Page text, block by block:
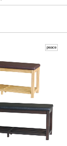
peace